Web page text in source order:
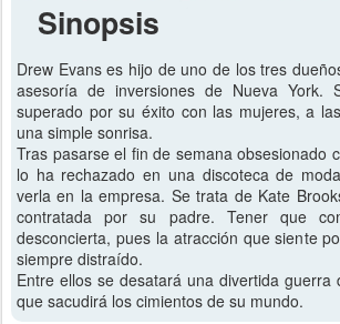
Sinopsis
Drew Evans es hijo de uno de los tres
asesoría de inversiones de Nueva York.
superado por su éxito con las mujeres, a
una simple sonrisa.
Tras pasarse el fin de semana obsesionado
lo ha rechazado en una discoteca de
verla en la empresa. Se trata de Kate
contratada por su padre. Tener que
desconcierta, pues la atracción que siente
siempre distraído.
Entre ellos se desatará una divertida guerra
que sacudirá los cimientos de su mundo.